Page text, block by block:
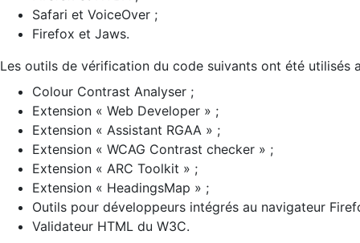
Safari et VoiceOver ;
Firefox et Jaws.
Les outils de vérification du code suivants ont été utilisés
Colour Contrast Analyser ;
Extension « Web Developer » ;
Extension « Assistant RGAA » ;
Extension « WCAG Contrast checker » ;
Extension « ARC Toolkit » ;
Extension « HeadingsMap » ;
Outils pour développeurs intégrés au navigateur
Validateur HTML du W3C.